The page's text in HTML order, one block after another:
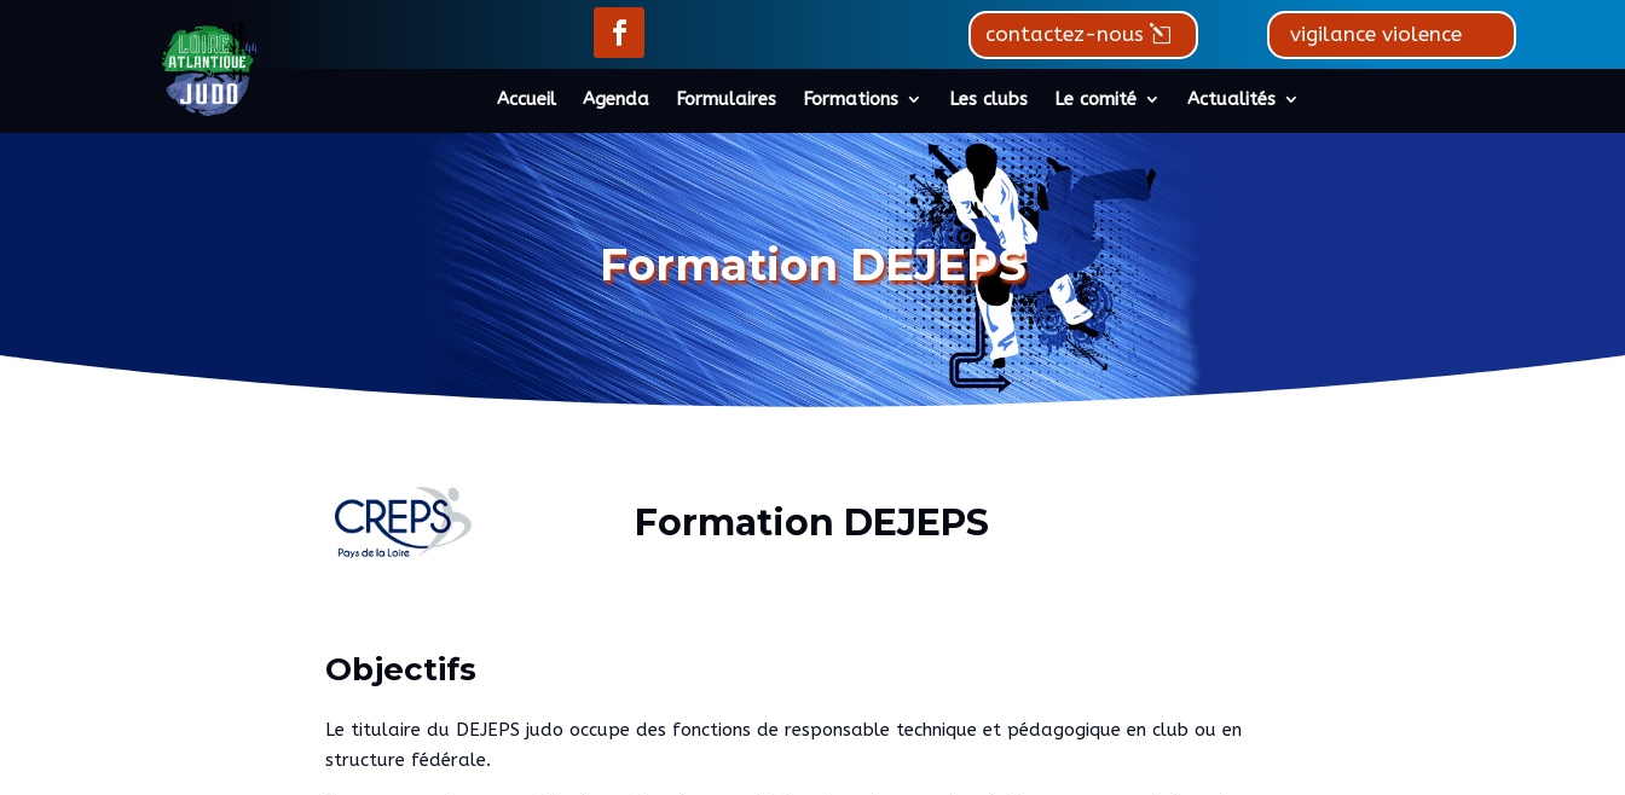
contactez-nous vigilance violence
Accueil Agenda Formulaires Formations Les clubs Le comité Actualités
Formation DEJEPS
Formation DEJEPS
Objectifs
Le titulaire du DEJEPS judo occupe des fonctions de responsable technique et pédagogique en club ou en
structure fédérale.